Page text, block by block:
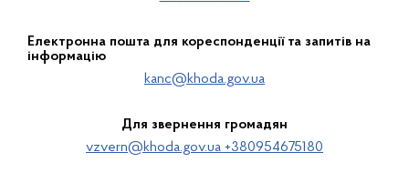
Електронна пошта для кореспонденції та запитів на
інформацію
kanc@khoda.gov.ua
Для звернення громадян
vzvern@khoda.gov.ua +380954675180